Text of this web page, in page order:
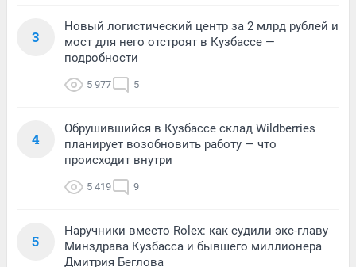
3
Новый логистический центр за 2 млрд рублей и
мост для него отстроят в Кузбассе —
подробности
5 977 5
4
Обрушившийся в Кузбассе склад Wildberries
планирует возобновить работу — что
происходит внутри
5 419 9
5
Наручники вместо Rolex: как судили экс-главу
Минздрава Кузбасса и бывшего миллионера
Дмитрия Беглова